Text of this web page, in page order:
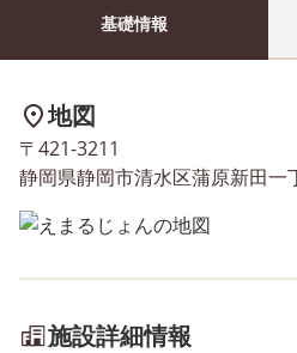
基礎情報
地図
〒421-3211
静岡県静岡市清水区蒲原新田一
施設詳細情報